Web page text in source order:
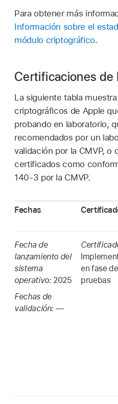
Para obtener más
Información sobre el
módulo criptográfico.
Certificaciones de
La siguiente tabla
criptográficos de Apple
probando en laboratorio,
recomendados por un
validación por la CMVP, o
certificados como
140-3 por la CMVP.
Fechas
Fecha de
lanzamiento del
sistema
operativo: 2025
Fechas de
validación: —
en fase de
pruebas